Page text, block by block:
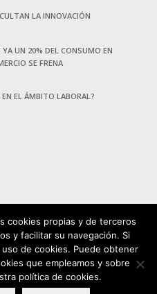
LA INNOVACIÓN
UN 20% DEL CONSUMO EN
SE FRENA
EL ÁMBITO LABORAL?
cookies propias y de terceros
y facilitar su navegación. Si
de cookies. Puede obtener
que empleamos y sobre
política de cookies.